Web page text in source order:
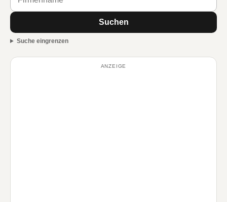
Suchen
Suche eingrenzen
ANZEIGE